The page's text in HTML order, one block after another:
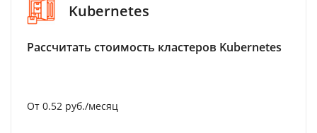
Kubernetes
Рассчитать стоимость кластеров Kubernetes
От 0.52 руб./месяц